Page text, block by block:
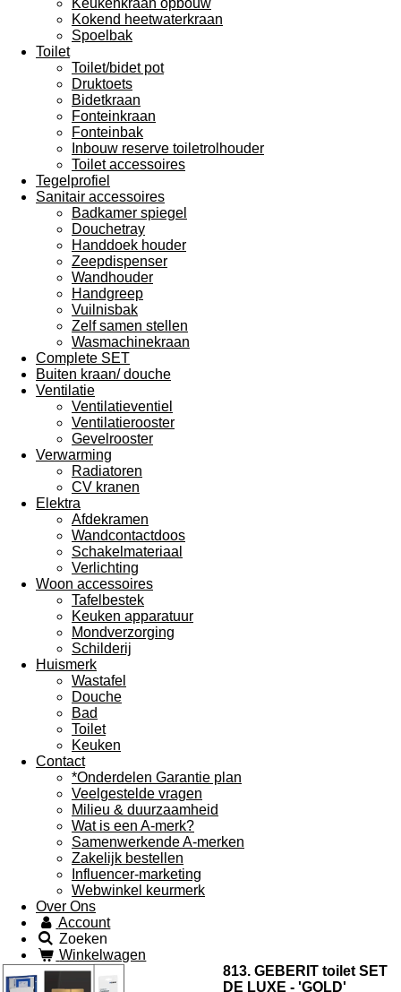
Keukenkraan opbouw
Kokend heetwaterkraan
Spoelbak
Toilet
Toilet/bidet pot
Druktoets
Bidetkraan
Fonteinkraan
Fonteinbak
Inbouw reserve toiletrolhouder
Toilet accessoires
Tegelprofiel
Sanitair accessoires
Badkamer spiegel
Douchetray
Handdoek houder
Zeepdispenser
Wandhouder
Handgreep
Vuilnisbak
Zelf samen stellen
Wasmachinekraan
Complete SET
Buiten kraan/ douche
Ventilatie
Ventilatieventiel
Ventilatierooster
Gevelrooster
Verwarming
Radiatoren
CV kranen
Elektra
Afdekramen
Wandcontactdoos
Schakelmateriaal
Verlichting
Woon accessoires
Tafelbestek
Keuken apparatuur
Mondverzorging
Schilderij
Huismerk
Wastafel
Douche
Bad
Toilet
Keuken
Contact
*Onderdelen Garantie plan
Veelgestelde vragen
Milieu & duurzaamheid
Wat is een A-merk?
Samenwerkende A-merken
Zakelijk bestellen
Influencer-marketing
Webwinkel keurmerk
Over Ons
Account
Zoeken
Winkelwagen
813. GEBERIT toilet SET
DE LUXE - 'GOLD'